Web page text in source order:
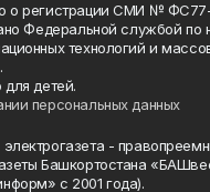
о регистрации СМИ №
Федеральной службой по
технологий и
детей.
персональных данных
-
Башкортостана
с 2001 года).